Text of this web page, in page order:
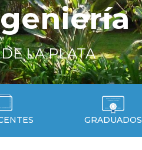
LA PLATA
GRADUADOS